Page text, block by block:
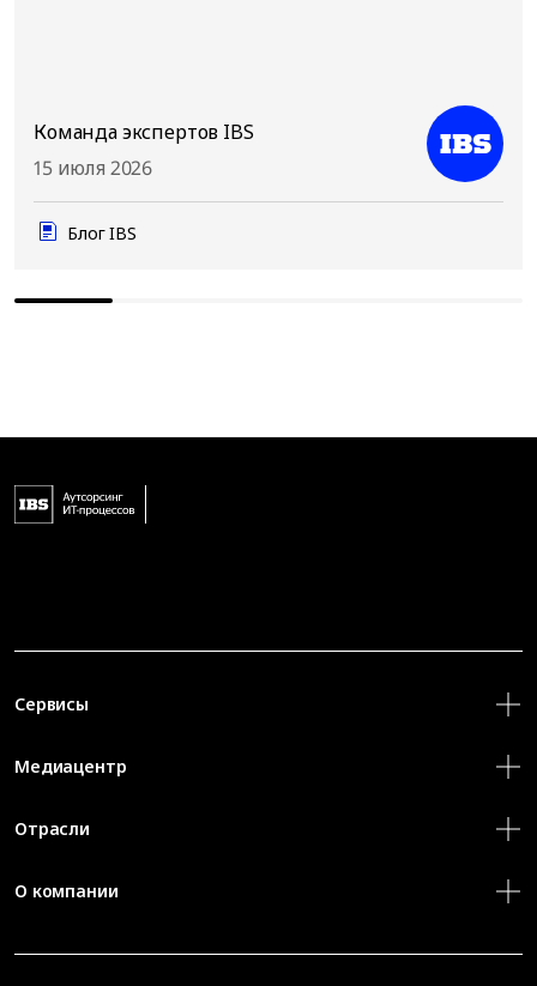
Команда экспертов IBS
15 июля 2026
Блог IBS
Сервисы
Медиацентр
Отрасли
О компании